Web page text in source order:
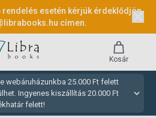
esetén kérjük érdeklődjön
címen.
webáruházunkba 25.000 Ft felett
Ingyenes kiszállítás 20.000 Ft
felett!
Kosár